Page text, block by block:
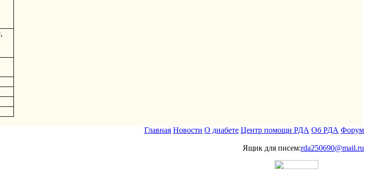
Главная Новости О диабете Центр помощи РДА Об РДА Форум
Ящик для писем:rda250690@mail.ru